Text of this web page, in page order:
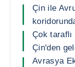
Çin ile
Çok
Çin'den
Avrasya